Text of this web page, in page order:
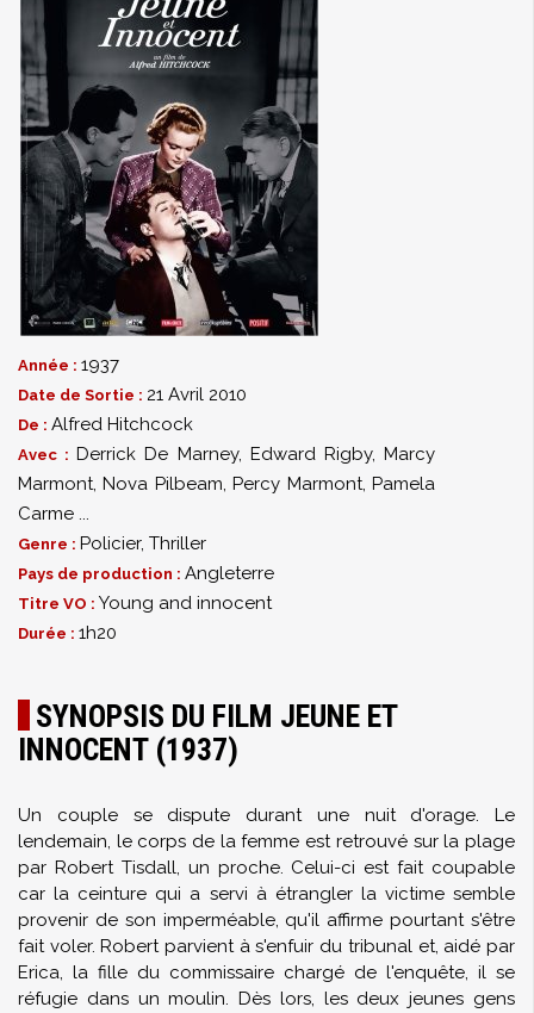
Année : 1937
Date de Sortie : 21 Avril 2010
De : Alfred Hitchcock
Avec : Derrick De Marney, Edward Rigby,Marcy
Marmont,Nova Pilbeam,Percy Marmont,Pamela
Carme ...
Genre : Policier, Thriller
Pays de production : Angleterre
Titre VO : Young and innocent
Durée : 1h20
SYNOPSIS DU FILM JEUNE ET
INNOCENT (1937)
Un couple se dispute durant une nuit d'orage. Le
lendemain, le corps de la femme est retrouvé sur la plage
par Robert Tisdall, un proche. Celui-ci est fait coupable
car la ceinture qui a servi à étrangler la victime semble
provenir de son imperméable, qu'il affirme pourtant s'être
fait voler. Robert parvient à s'enfuir du tribunal et, aidé par
Erica, la fille du commissaire chargé de l'enquête, il se
réfugie dans un moulin. Dès lors, les deux jeunes gens